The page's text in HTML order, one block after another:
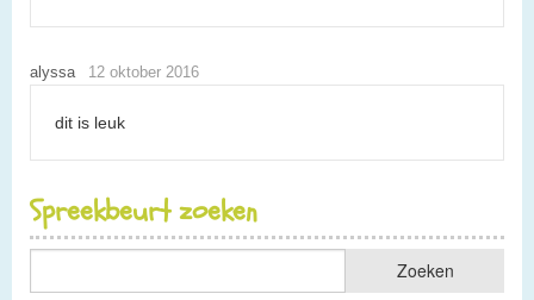
alyssa 12 oktober 2016
dit is leuk
Spreekbeurt zoeken